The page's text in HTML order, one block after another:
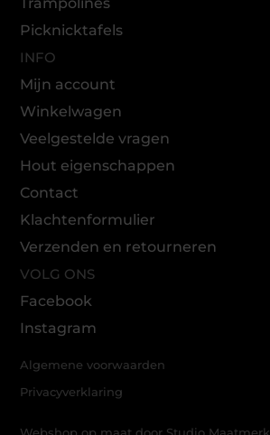
Picknicktafels
INFO
Mijn account
Winkelwagen
Veelgestelde vragen
Hout eigenschappen
Contact
Klachtenformulier
Verzenden en retourneren
VOLG ONS
Facebook
Instagram
Algemene voorwaarden
Privacyverklaring